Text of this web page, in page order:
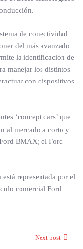
de conectividad
del más avanzado
la identificación de
manejar los distintos
con dispositivos
‘concept cars’ que
al mercado a corto y
BMAX; el Ford
representada por el
comercial Ford
Next post